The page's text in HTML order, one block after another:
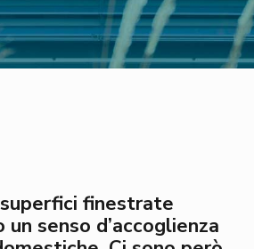
finestrate
senso d’accoglienza